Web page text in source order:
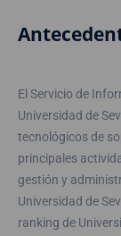
El Servicio de
Universidad de
tecnológicos de
principales
gestión y
Universidad de
ranking de